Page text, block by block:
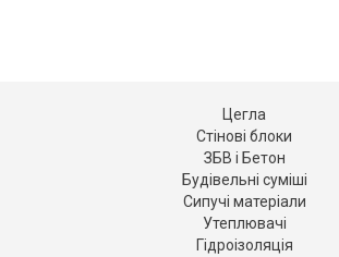
Цегла
Стінові блоки
ЗБВ і Бетон
Будівельні суміші
Сипучі матеріали
Утеплювачі
Гідроізоляція